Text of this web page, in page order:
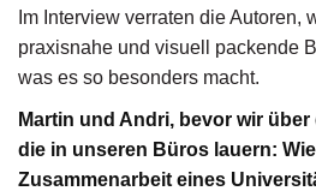
Im Interview verraten die Autoren,
praxisnahe und visuell packende
was es so besonders macht.
Martin und Andri, bevor wir
die in unseren Büros lauern:
Zusammenarbeit eines